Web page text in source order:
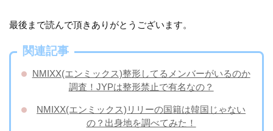
最後まで読んで頂きありがとうございます。
関連記事
NMIXX(エンミックス)整形してるメンバーがいるのか
調査！JYPは整形禁止で有名なの？
NMIXX(エンミックス)リリーの国籍は韓国じゃない
の？出身地を調べてみた！